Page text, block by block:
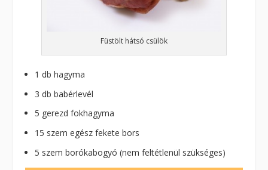
Füstölt hátsó csülök
1 db hagyma
3 db babérlevél
5 gerezd fokhagyma
15 szem egész fekete bors
5 szem borókabogyó (nem feltétlenül szükséges)